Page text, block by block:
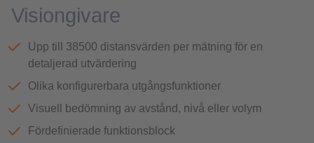
Visiongivare
Upp till 38500 distansvärden per mätning för en
detaljerad utvärdering
Olika konfigurerbara utgångsfunktioner
Visuell bedömning av avstånd, nivå eller volym
Fördefinierade funktionsblock